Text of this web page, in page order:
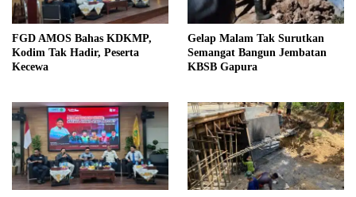
FGD AMOS Bahas KDKMP,
Kodim Tak Hadir, Peserta
Kecewa
Gelap Malam Tak Surutkan
Semangat Bangun Jembatan
KBSB Gapura